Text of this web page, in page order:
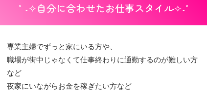
°˖✧自分に合わせたお仕事スタイル✧˖°
専業主婦でずっと家にいる方や、
職場が街中じゃなくて仕事終わりに通勤するのが難しい方
など
夜家にいながらお金を稼ぎたい方など